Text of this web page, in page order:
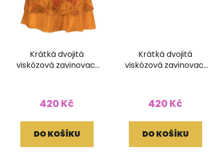
Krátká dvojitá
viskózová zavinovací
420 Kč
DO KOŠÍKU
Krátká dvojitá
viskózová zavinovací
420 Kč
DO KOŠÍKU